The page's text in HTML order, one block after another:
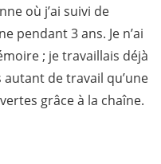
où j’ai suivi de
3 ans. Je n’ai
; je travaillais déjà
de travail qu’une
grâce à la chaîne.